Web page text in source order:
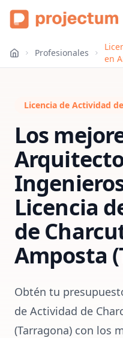
Profesionales
en
Licencia de Actividad
Los
Licencia
de
Amposta
Obtén tu
de Actividad de
(Tarragona) con los